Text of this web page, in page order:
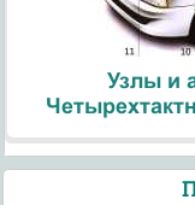
Узлы и